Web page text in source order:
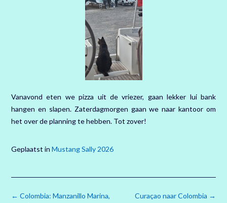
Vanavond eten we pizza uit de vriezer, gaan lekker lui bank
hangen en slapen. Zaterdagmorgen gaan we naar kantoor om
het over de planning te hebben. Tot zover!
Geplaatst in Mustang Sally 2026
Bericht
Curaçao naar Colombia →
← Colombia: Manzanillo Marina,